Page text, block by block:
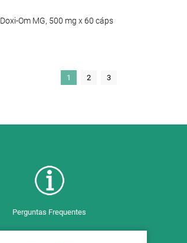
Doxi-Om MG, 500 mg x 60 cáps
1 2 3
Perguntas Frequentes